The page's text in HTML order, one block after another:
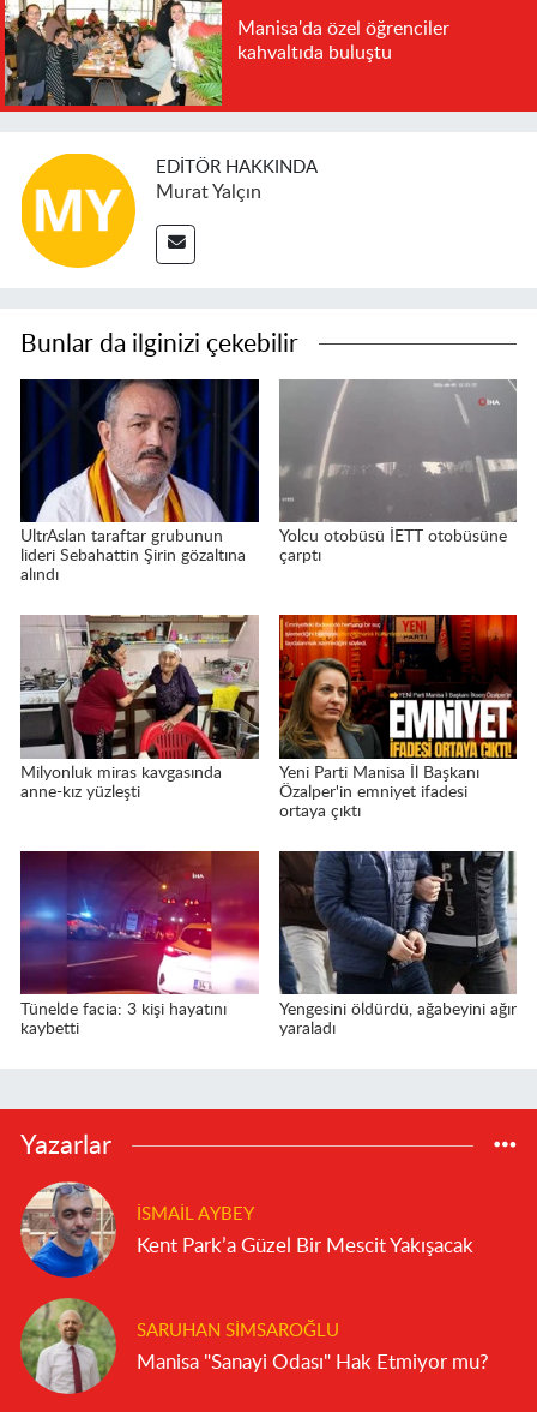
Manisa'da özel öğrenciler
kahvaltıda buluştu
EDITÖR HAKKINDA
Murat Yalçın
Bunlar da ilginizi çekebilir
UltrAslan taraftar grubunun
lideri Sebahattin Şirin gözaltına
alındı
Yolcu otobüsü İETT otobüsüne
çarptı
Milyonluk miras kavgasında
anne-kız yüzleşti
Yeni Parti Manisa İl Başkanı
Özalper'in emniyet ifadesi
ortaya çıktı
Tünelde facia: 3 kişi hayatını
kaybetti
Yengesini öldürdü, ağabeyini ağır
yaraladı
Yazarlar
İSMAIL AYBEY
Kent Park’a Güzel Bir Mescit Yakışacak
SARUHAN SIMSAROĞLU
Manisa "Sanayi Odası" Hak Etmiyor mu?